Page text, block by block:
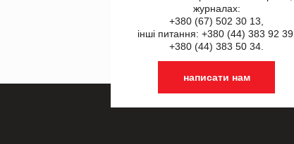
журналах:
+380 (67) 502 30 13,
інші питання: +380 (44) 383 92 39,
+380 (44) 383 50 34.
написати нам